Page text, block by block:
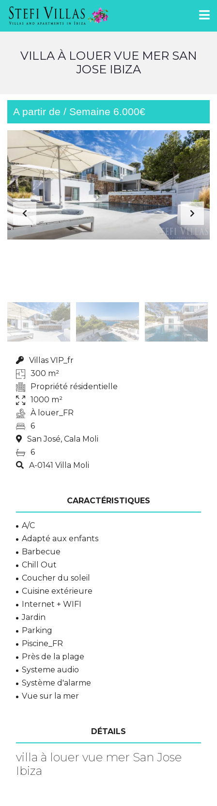
VILLA À LOUER VUE MER SAN
JOSE IBIZA
A partir de / Semaine 6.000€
Villas VIP_fr
300 m²
Propriété résidentielle
1000 m²
À louer_FR
6
San José, Cala Moli
6
A-0141 Villa Moli
CARACTÉRISTIQUES
A/C
Adapté aux enfants
Barbecue
Chill Out
Coucher du soleil
Cuisine extérieure
Internet + WIFI
Jardin
Parking
Piscine_FR
Près de la plage
Systeme audio
Système d'alarme
Vue sur la mer
DÉTAILS
villa à louer vue mer San Jose
Ibiza